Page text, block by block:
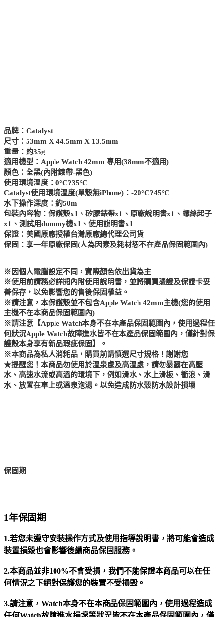
品牌：Catalyst
尺寸：53mm X 44.5mm X 13.5mm
重量：約35g
適用機型：Apple Watch 42mm 專用(38mm不適用)
顏色：全黑(內附錶帶-黑色)
使用環境溫度：0°C?35°C
Catalyst使用環境溫度(單殼無iPhone)：-20°C?45°C
水下操作深度：約50m
包裝內容物：保護殼x1、矽膠錶帶x1、原廠說明書x1、螺絲起子
x1、測試用dummy機x1、使用說明書x1
保證：美國原廠授權台灣原廠總代理公司貨
保固：享一年原廠保固(人為因素及耗材恕不在產品保固範圍內)
※因個人電腦設定不同，實際顏色依出貨為主
※使用前請務必詳閱內附使用說明書，並將購買憑證及保證卡妥
善保存，以免影響您的售後保固權益。
※請注意，本保護殼並不包含Apple Watch 42mm主機(您的使用
主機不在本商品保固範圍內)
※請注意【Apple Watch本身不在本產品保固範圍內，使用過程任
何狀況Apple Watch故障進水皆不在本產品保固範圍內，僅針對保
護殼本身享有新品瑕疵保固】。
※本商品為私人消耗品，購買前請慎選尺寸規格！謝謝您
★提醒您！本商品勿使用於溫泉處及高溫處，請勿暴露在高壓
水、高速水流或高溫的環境下，例如滑水、水上滑板、衝浪、滑
水、放置在車上或溫泉泡湯。以免造成防水殼防水設計損壞
保固期
1年保固期
1.若您未遵守安裝操作方式及使用指導說明書，將可能會造成
裝置損毀也會影響後續商品保固服務。
2.本商品並非100%不會受損，我們不能保證本商品可以在任
何情況之下絕對保護您的裝置不受損毀。
3.請注意，Watch本身不在本商品保固範圍內，使用過程造成